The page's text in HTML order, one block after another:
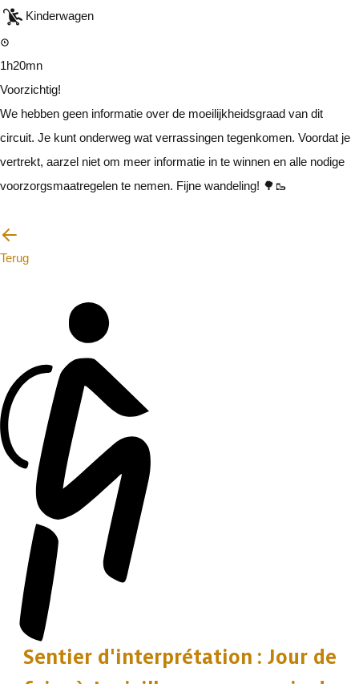
Kinderwagen
1h20mn
Voorzichtig!
We hebben geen informatie over de moeilijkheidsgraad van dit
circuit. Je kunt onderweg wat verrassingen tegenkomen. Voordat je
vertrekt, aarzel niet om meer informatie in te winnen en alle nodige
voorzorgsmaatregelen te nemen. Fijne wandeling! 🌳🥾
Terug
Sentier d'interprétation : Jour de